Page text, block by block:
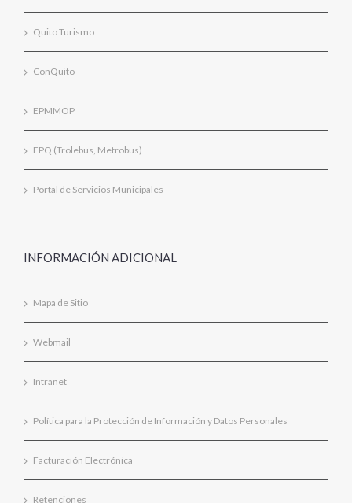
Quito Turismo
ConQuito
EPMMOP
EPQ (Trolebus, Metrobus)
Portal de Servicios Municipales
INFORMACIÓN ADICIONAL
Mapa de Sitio
Webmail
Intranet
Política para la Protección de Información y Datos Personales
Facturación Electrónica
Retenciones